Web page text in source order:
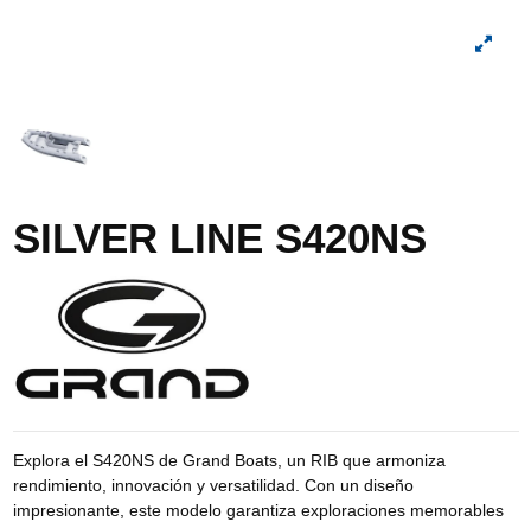
SILVER LINE S420NS
Explora el S420NS de Grand Boats, un RIB que armoniza
rendimiento, innovación y versatilidad. Con un diseño
impresionante, este modelo garantiza exploraciones memorables